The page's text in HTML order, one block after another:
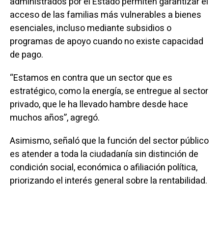
acceso de las familias más vulnerables a bienes
esenciales, incluso mediante subsidios o
programas de apoyo cuando no existe capacidad
de pago.
“Estamos en contra que un sector que es
estratégico, como la energía, se entregue al sector
privado, que le ha llevado hambre desde hace
muchos años”, agregó.
Asimismo, señaló que la función del sector público
es atender a toda la ciudadanía sin distinción de
condición social, económica o afiliación política,
priorizando el interés general sobre la rentabilidad.